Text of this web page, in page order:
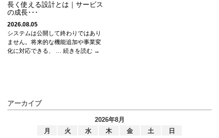
長く使える設計とは｜サービス
の成長･･･
2026.08.05
システムは公開して終わりではあり
ません。将来的な機能追加や事業変
化に対応できる、 … 続きを読む →
アーカイブ
2026年8月
月
火 水 木 金 土 日